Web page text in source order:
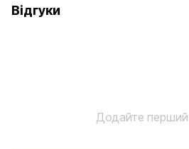
Відгуки
Додайте перший